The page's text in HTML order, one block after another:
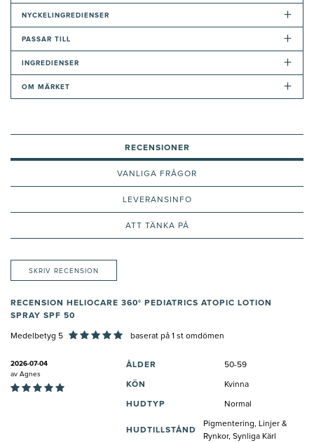
NYCKELINGREDIENSER +
PASSAR TILL +
INGREDIENSER +
OM MÄRKET +
RECENSIONER
VANLIGA FRÅGOR
LEVERANSINFO
ATT TÄNKA PÅ
SKRIV RECENSION
RECENSION HELIOCARE 360° PEDIATRICS ATOPIC LOTION
SPRAY SPF 50
Medelbetyg 5 baserat på 1 st omdömen
2026-07-04
av Agnes
ÅLDER 50-59
KÖN Kvinna
HUDTYP Normal
HUDTILLSTÅND
Pigmentering, Linjer &
Rynkor, Synliga Kärl